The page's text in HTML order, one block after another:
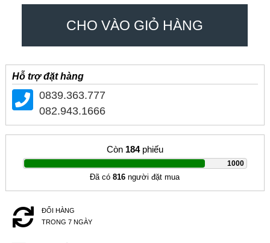
CHO VÀO GIỎ HÀNG
Hỗ trợ đặt hàng
0839.363.777
082.943.1666
Còn 184phiếu
1000
|
Đã có816 người đặt mua
ĐỔI HÀNG
TRONG 7 NGÀY